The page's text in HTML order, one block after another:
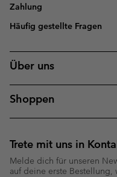
Zahlung
Häufig gestellte Fragen
Über uns
Shoppen
Trete mit uns in
Melde dich für unseren
auf deine erste